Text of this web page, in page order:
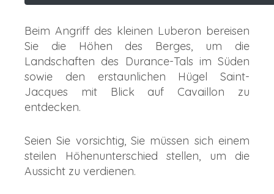
Beim Angriff des kleinen Luberon bereisen
Sie die Höhen des Berges, um die
Landschaften des Durance-Tals im Süden
sowie den erstaunlichen Hügel Saint-
Jacques mit Blick auf Cavaillon zu
entdecken.
Seien Sie vorsichtig, Sie müssen sich einem
steilen Höhenunterschied stellen, um die
Aussicht zu verdienen.